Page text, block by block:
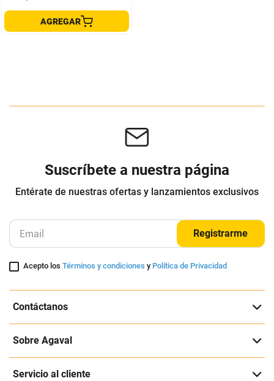
AGREGAR
Suscríbete a nuestra página
Entérate de nuestras ofertas y lanzamientos exclusivos
Registrarme
Acepto losTérminos y condiciones y Política de Privacidad
Contáctanos
Sobre Agaval
Servicio al cliente